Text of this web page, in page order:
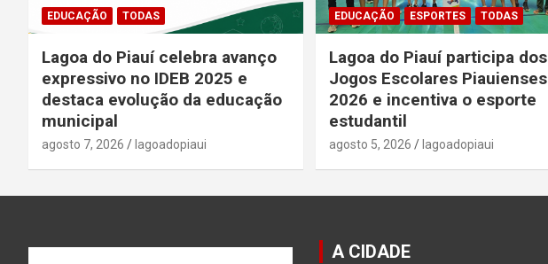
EDUCAÇÃO TODAS
Lagoa do Piauí celebra avanço
expressivo no IDEB 2025 e
destaca evolução da educação
municipal
agosto 7, 2026 lagoadopiaui
EDUCAÇÃO ESPORTES TODAS
Lagoa do Piauí participa dos
Jogos Escolares Piauienses
2026 e incentiva o esporte
estudantil
agosto 5, 2026 lagoadopiaui
A CIDADE